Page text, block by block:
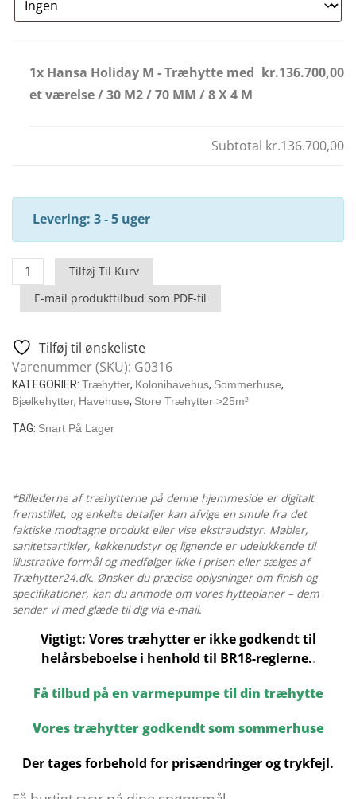
1x Hansa Holiday M - Træhytte med
et værelse / 30 M2 / 70 MM / 8 X 4 M
kr.136.700,00
Subtotal kr.136.700,00
Levering: 3 - 5 uger
Hansa
Holiday
Træhytte
med
et
værelse
/
30
70
MM
/
8
X
4
M
Tilføj Til Kurv
E-mail produkttilbud som PDF-fil
Tilføj til ønskeliste
Varenummer (SKU): G0316
KATEGORIER: Træhytter, Kolonihavehus, Sommerhuse,
Bjælkehytter, Havehuse, Store Træhytter >25m²
TAG: Snart På Lager
*Billederne af træhytterne på denne hjemmeside er digitalt
fremstillet, og enkelte detaljer kan afvige en smule fra det
faktiske modtagne produkt eller vise ekstraudstyr. Møbler,
sanitetsartikler, køkkenudstyr og lignende er udelukkende til
illustrative formål og medfølger ikke i prisen eller sælges af
Træhytter24.dk. Ønsker du præcise oplysninger om finish og
specifikationer, kan du anmode om vores hytteplaner – dem
sender vi med glæde til dig via e-mail.
Vigtigt: Vores træhytter er ikke godkendt til
helårsbeboelse i henhold til BR18-reglerne..
Få tilbud på en varmepumpe til din træhytte
Vores træhytter godkendt som sommerhuse
Der tages forbehold for prisændringer og trykfejl.